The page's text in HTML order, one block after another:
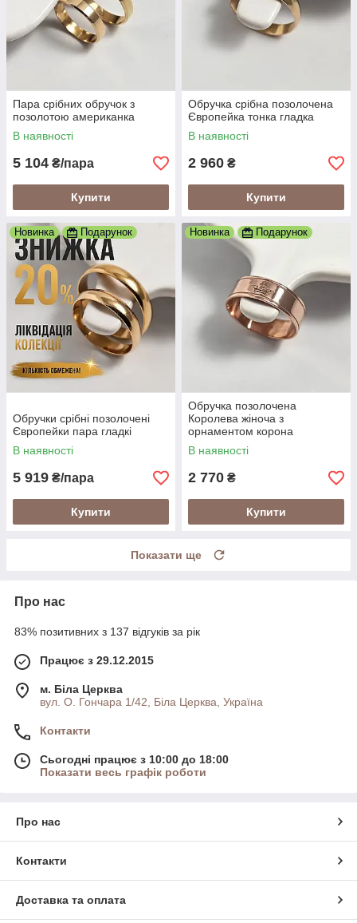
Пара срібних обручок з
позолотою американка
В наявності
5 104 ₴/пара
Купити
Обручка срібна позолочена
Європейка тонка гладка
В наявності
2 960 ₴
Купити
Новинка Подарунок
Обручки срібні позолочені
Європейки пара гладкі
В наявності
5 919 ₴/пара
Купити
Новинка Подарунок
Обручка позолочена
Королева жіноча з
орнаментом корона
В наявності
2 770 ₴
Купити
Показати ще
Про нас
83% позитивних з 137 відгуків за рік
Працює з 29.12.2015
м. Біла Церква
вул. О. Гончара 1/42, Біла Церква, Україна
Контакти
Сьогодні працює з 10:00 до 18:00
Показати весь графік роботи
Про нас
Контакти
Доставка та оплата